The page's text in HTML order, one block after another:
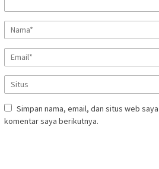
Simpan nama, email, dan situs web
komentar saya berikutnya.